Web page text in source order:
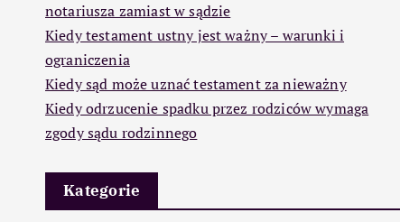
notariusza zamiast w sądzie
Kiedy testament ustny jest ważny – warunki i
ograniczenia
Kiedy sąd może uznać testament za nieważny
Kiedy odrzucenie spadku przez rodziców wymaga
zgody sądu rodzinnego
Kategorie